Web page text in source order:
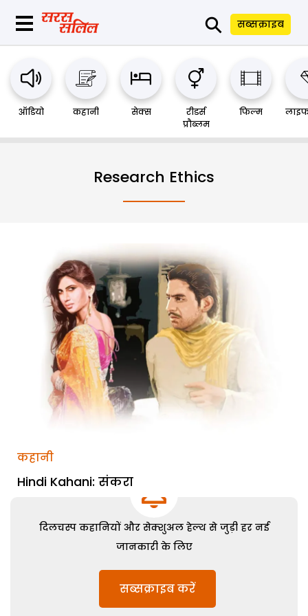
⚲ सब्सक्राइब
ऑडियो कहानी सेक्स
रीडर्स
प्रौब्लम
फिल्म
Research Ethics
कहानी
Hindi Kahani: संकरा
दिलचस्प कहानियों और सेक्शुअल हेल्थ से जुड़ी हर नई
जानकारी के लिए
सब्सक्राइब करें